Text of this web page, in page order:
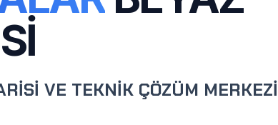
VE TEKNİK ÇÖZÜM MERKEZİ